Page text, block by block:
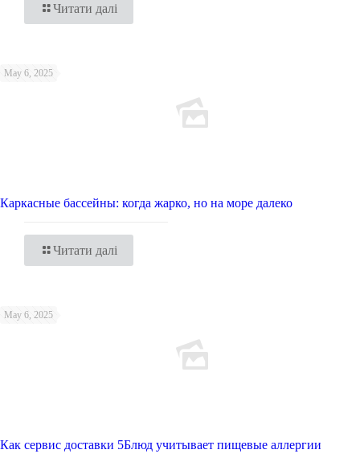
Читати далі
May 6, 2025
Каркасные бассейны: когда жарко, но на море далеко
Читати далі
May 6, 2025
Как сервис доставки 5Блюд учитывает пищевые аллергии